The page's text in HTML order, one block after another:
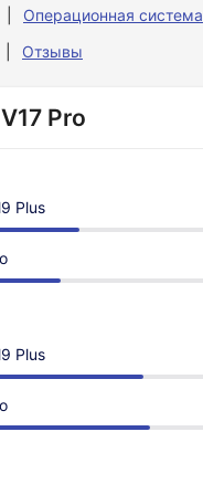
Операционная система
Отзывы
Pro
Plus
Plus